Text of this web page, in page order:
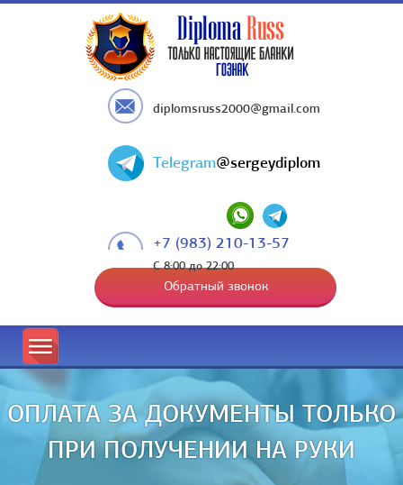
diplomsruss2000@gmail.com
Telegram@sergeydiplom
+7 (983) 210-13-57
С 8:00 до 22:00
Обратный звонок
ОПЛАТА ЗА ДОКУМЕНТЫ ТОЛЬКО
ПРИ ПОЛУЧЕНИИ НА РУКИ